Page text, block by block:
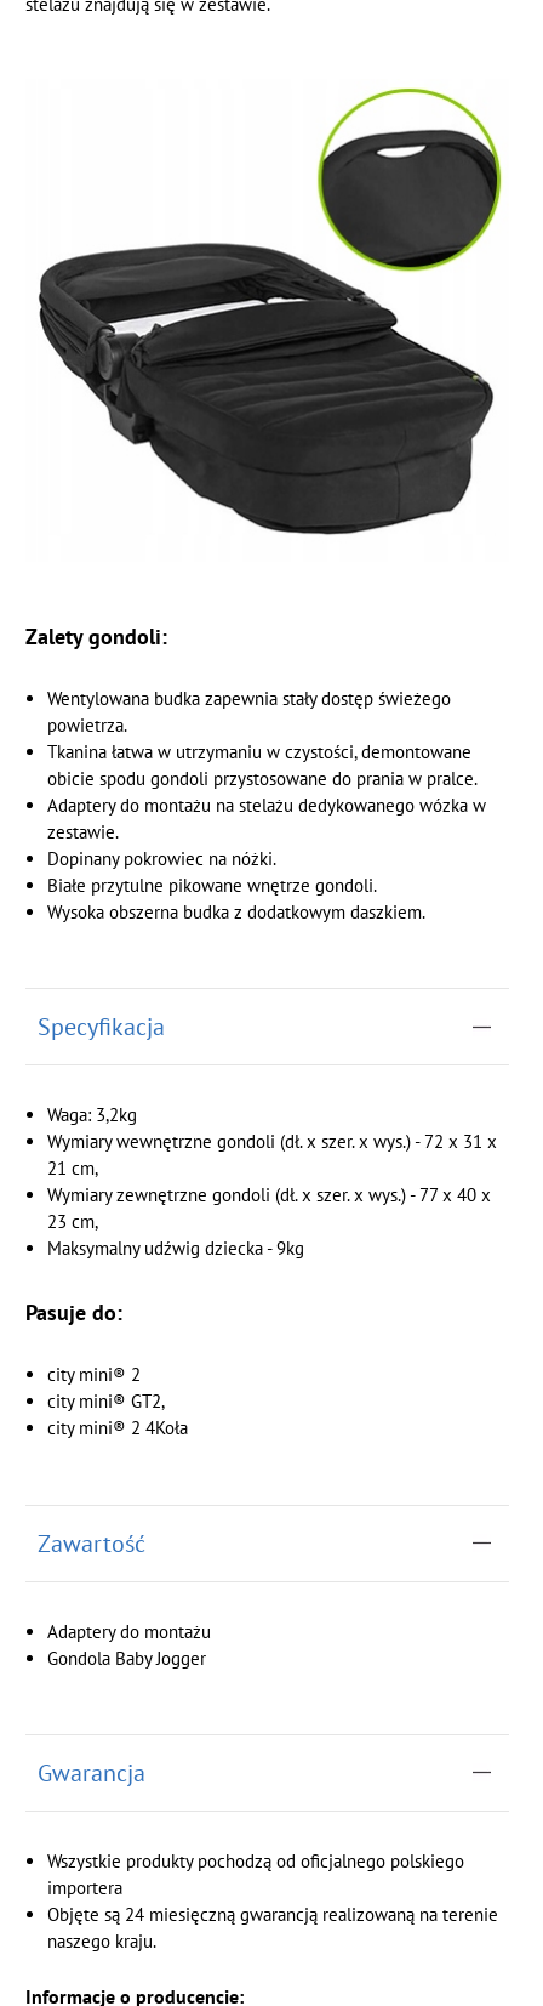
Zalety gondoli:
Wentylowana budka zapewnia stały dostęp świeżego
powietrza.
Tkanina łatwa w utrzymaniu w czystości, demontowane
obicie spodu gondoli przystosowane do prania w pralce.
Adaptery do montażu na stelażu dedykowanego wózka w
zestawie.
Dopinany pokrowiec na nóżki.
Białe przytulne pikowane wnętrze gondoli.
Wysoka obszerna budka z dodatkowym daszkiem.
Specyfikacja
Waga: 3,2kg
Wymiary wewnętrzne gondoli (dł. x szer. x wys.) - 72 x 31 x
21 cm,
Wymiary zewnętrzne gondoli (dł. x szer. x wys.) - 77 x 40 x
23 cm,
Maksymalny udźwig dziecka - 9kg
Pasuje do:
city mini® 2
city mini® GT2,
city mini® 2 4Koła
Zawartość
Adaptery do montażu
Gondola Baby Jogger
Gwarancja
Wszystkie produkty pochodzą od oficjalnego polskiego
importera
Objęte są 24 miesięczną gwarancją realizowaną na terenie
naszego kraju.
Informacje o producencie: